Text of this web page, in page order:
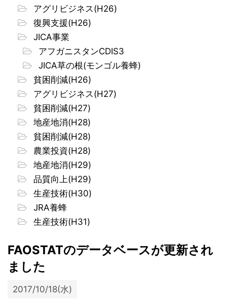
アグリビジネス(H26)
復興支援(H26)
JICA事業
アフガニスタンCDIS3
JICA草の根(モンゴル養蜂)
貧困削減(H26)
アグリビジネス(H27)
貧困削減(H27)
地産地消(H28)
貧困削減(H28)
農業投資(H28)
地産地消(H29)
品質向上(H29)
生産技術(H30)
JRA養蜂
生産技術(H31)
FAOSTATのデータベースが更新され
ました
2017/10/18(水)